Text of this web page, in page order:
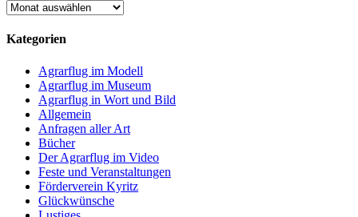
Archiv
Kategorien
Agrarflug im Modell
Agrarflug im Museum
Agrarflug in Wort und Bild
Allgemein
Anfragen aller Art
Bücher
Der Agrarflug im Video
Feste und Veranstaltungen
Förderverein Kyritz
Glückwünsche